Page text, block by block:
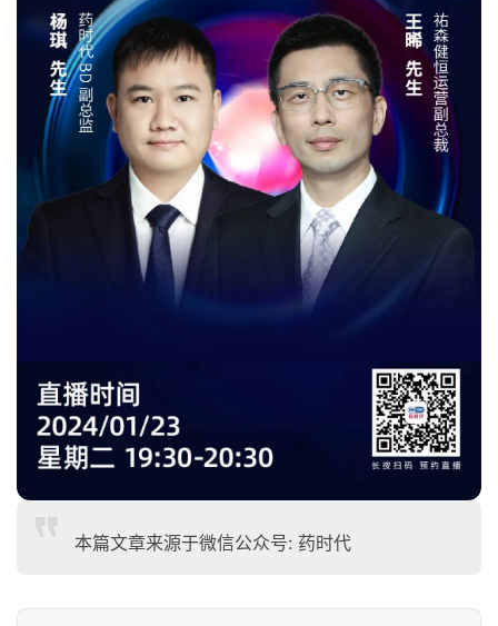
本篇文章来源于微信公众号: 药时代